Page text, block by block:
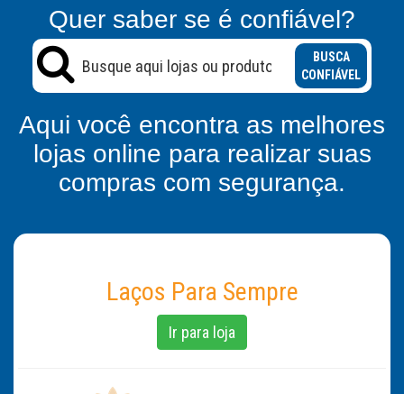
Quer saber se é confiável?
BUSCA
CONFIÁVEL
Aqui você encontra as melhores
lojas online para realizar suas
compras com segurança.
Laços Para Sempre
Ir para loja